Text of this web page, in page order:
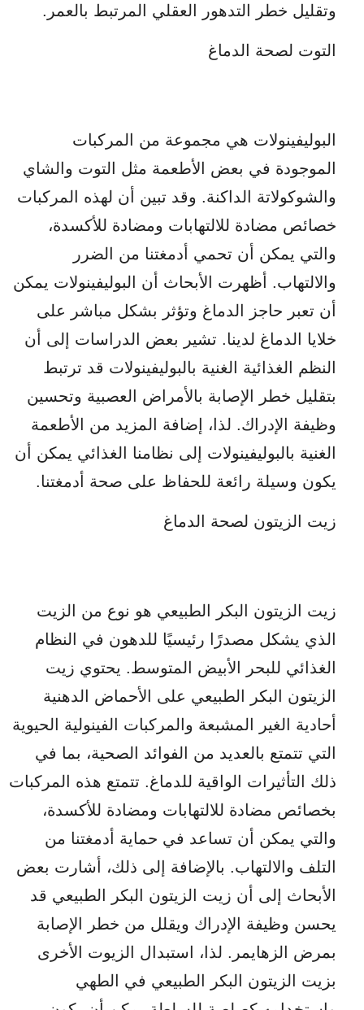
وتقليل خطر التدهور العقلي المرتبط بالعمر.
التوت لصحة الدماغ
البوليفينولات هي مجموعة من المركبات
الموجودة في بعض الأطعمة مثل التوت والشاي
والشوكولاتة الداكنة. وقد تبين أن لهذه المركبات
خصائص مضادة للالتهابات ومضادة للأكسدة،
والتي يمكن أن تحمي أدمغتنا من الضرر
والالتهاب. أظهرت الأبحاث أن البوليفينولات يمكن
أن تعبر حاجز الدماغ وتؤثر بشكل مباشر على
خلايا الدماغ لدينا. تشير بعض الدراسات إلى أن
النظم الغذائية الغنية بالبوليفينولات قد ترتبط
بتقليل خطر الإصابة بالأمراض العصبية وتحسين
وظيفة الإدراك. لذا، إضافة المزيد من الأطعمة
الغنية بالبوليفينولات إلى نظامنا الغذائي يمكن أن
يكون وسيلة رائعة للحفاظ على صحة أدمغتنا.
زيت الزيتون لصحة الدماغ
زيت الزيتون البكر الطبيعي هو نوع من الزيت
الذي يشكل مصدرًا رئيسيًا للدهون في النظام
الغذائي للبحر الأبيض المتوسط. يحتوي زيت
الزيتون البكر الطبيعي على الأحماض الدهنية
أحادية الغير المشبعة والمركبات الفينولية الحيوية
التي تتمتع بالعديد من الفوائد الصحية، بما في
ذلك التأثيرات الواقية للدماغ. تتمتع هذه المركبات
بخصائص مضادة للالتهابات ومضادة للأكسدة،
والتي يمكن أن تساعد في حماية أدمغتنا من
التلف والالتهاب. بالإضافة إلى ذلك، أشارت بعض
الأبحاث إلى أن زيت الزيتون البكر الطبيعي قد
يحسن وظيفة الإدراك ويقلل من خطر الإصابة
بمرض الزهايمر. لذا، استبدال الزيوت الأخرى
بزيت الزيتون البكر الطبيعي في الطهي